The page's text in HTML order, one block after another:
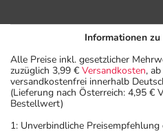
Die Anwendungsdauer richtet
Beschwerde und/oder Dauer
deshalb nur von Ihrem Arzt
Anwendungsdauer bei der
Aggressionen bei Alzheimer-
Aggressionen bei
Jugendlichen soll nicht länger
Informationen
Alle Preise inkl. gesetzlicher
zuzüglich 3,99 € Versandkosten,
versandkostenfrei innerhalb
(Lieferung nach Österreich: 4,95 €
Bestellwert)
1: Unverbindliche